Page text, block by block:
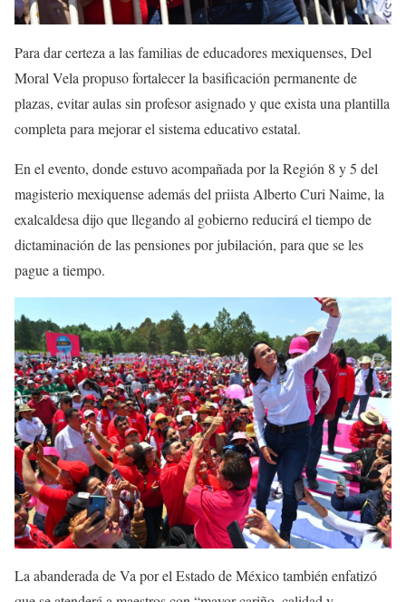
Para dar certeza a las familias de educadores mexiquenses, Del
Moral Vela propuso fortalecer la basificación permanente de
plazas, evitar aulas sin profesor asignado y que exista una plantilla
completa para mejorar el sistema educativo estatal.
En el evento, donde estuvo acompañada por la Región 8 y 5 del
magisterio mexiquense además del priista Alberto Curi Naime, la
exalcaldesa dijo que llegando al gobierno reducirá el tiempo de
dictaminación de las pensiones por jubilación, para que se les
pague a tiempo.
La abanderada de Va por el Estado de México también enfatizó